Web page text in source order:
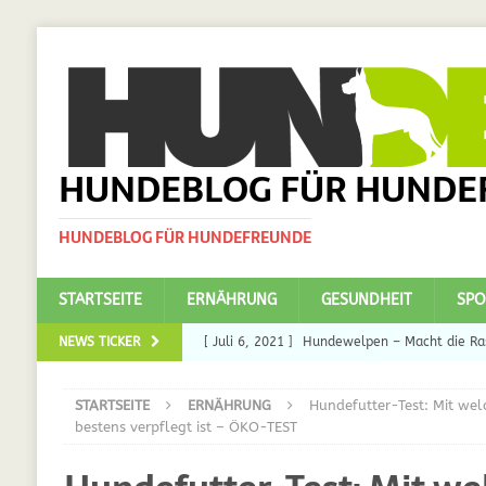
HUNDEBLOG FÜR
HUNDEBLOG FÜR HUNDEFREUNDE
STARTSEITE ERNÄHRUNG GESUNDHEIT
NEWS TICKER [ Juli 6, 2021 ] Hundewelpen – Macht die
[ Juli 5, 2021 ]
STARTSEITE ERNÄHRUNG
Hundefutter-Test: Mit
bestens verpflegt ist – ÖKO-TEST